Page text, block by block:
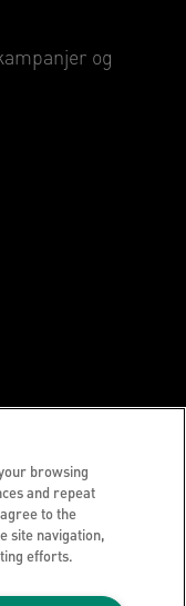
og
browsing
and repeat
to the
site navigation,
efforts.